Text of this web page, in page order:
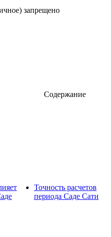
запрещено
Содержание
Точность расчетов
периода Саде Сати